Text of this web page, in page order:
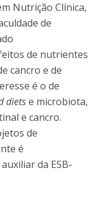
Nutrição Clínica,
de
de nutrientes
cancro e de
é o de
dietse microbiota,
e cancro.
de
é
da ESB-